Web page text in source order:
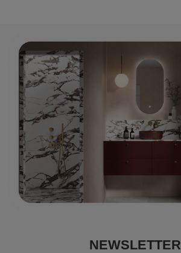
NEWSLETTER